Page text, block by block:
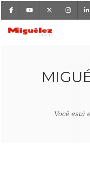
FacebookYoutube
Miguélez Cabos
Você está